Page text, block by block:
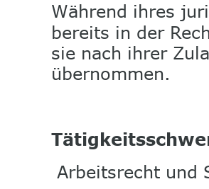
Während ihres
bereits in der
sie nach ihrer
übernommen.
Arbeitsrecht und